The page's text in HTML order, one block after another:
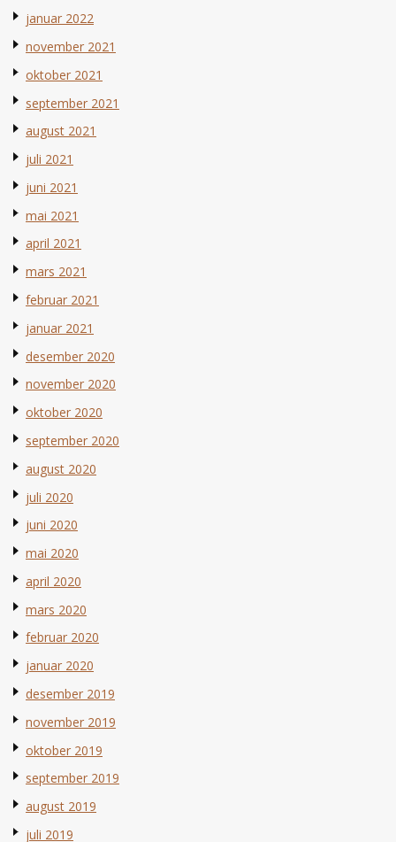
januar 2022
november 2021
oktober 2021
september 2021
august 2021
juli 2021
juni 2021
mai 2021
april 2021
mars 2021
februar 2021
januar 2021
desember 2020
november 2020
oktober 2020
september 2020
august 2020
juli 2020
juni 2020
mai 2020
april 2020
mars 2020
februar 2020
januar 2020
desember 2019
november 2019
oktober 2019
september 2019
august 2019
juli 2019